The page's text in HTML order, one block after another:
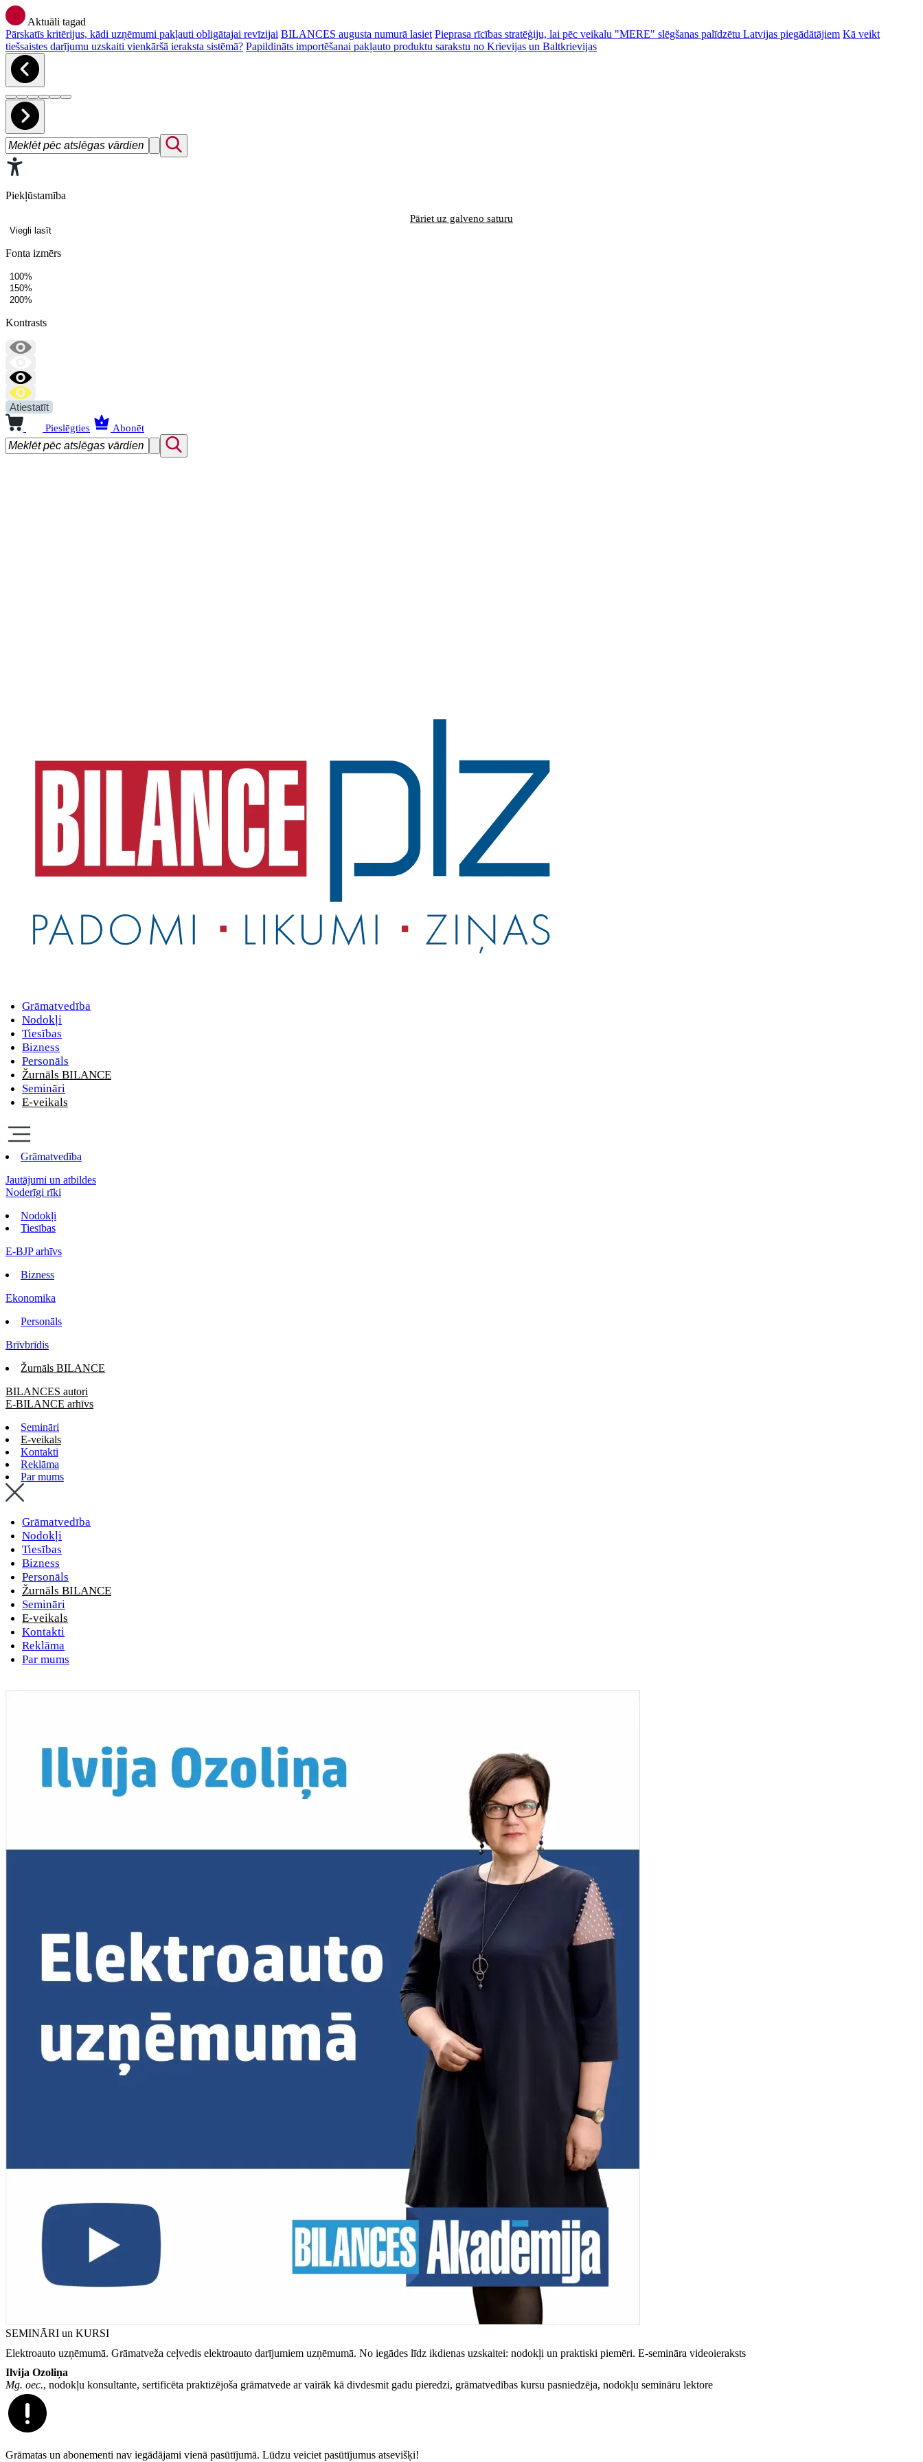
Aktuāli tagad
Pārskatīs kritērijus, kādi uzņēmumi pakļauti obligātajai revīzijai BILANCES augusta numurā lasiet Pieprasa rīcības stratēģiju, lai pēc veikalu "MERE" slēgšanas palīdzētu Latvijas piegādātājiem Kā veikt
tiešsaistes darījumu uzskaiti vienkāršā ieraksta sistēmā? Papildināts importēšanai pakļauto produktu sarakstu no Krievijas un Baltkrievijas
Piekļūstamība
Pāriet uz galveno saturu
Viegli lasīt
Fonta izmērs
100%
150%
200%
Kontrasts
Atiestatīt
Pieslēgties Abonēt
Grāmatvedība
Nodokļi
Tiesības
Bizness
Personāls
Žurnāls BILANCE
Semināri
E-veikals
Grāmatvedība
Jautājumi un atbildes
Noderīgi rīki
Nodokļi
Tiesības
E-BJP arhīvs
Bizness
Ekonomika
Personāls
Brīvbrīdis
Žurnāls BILANCE
BILANCES autori
E-BILANCE arhīvs
Semināri
E-veikals
Kontakti
Reklāma
Par mums
Grāmatvedība
Nodokļi
Tiesības
Bizness
Personāls
Žurnāls BILANCE
Semināri
E-veikals
Kontakti
Reklāma
Par mums
SEMINĀRI un KURSI
Elektroauto uzņēmumā. Grāmatveža ceļvedis elektroauto darījumiem uzņēmumā. No iegādes līdz ikdienas uzskaitei: nodokļi un praktiski piemēri. E‑semināra videoieraksts
Ilvija Ozoliņa
Mg. oec., nodokļu konsultante, sertificēta praktizējoša grāmatvede ar vairāk kā divdesmit gadu pieredzi, grāmatvedības kursu pasniedzēja, nodokļu semināru lektore
Grāmatas un abonementi nav iegādājami vienā pasūtījumā. Lūdzu veiciet pasūtījumus atsevišķi!